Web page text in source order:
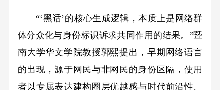
“‘黑话’的核心生成逻辑，本质上是网络群
体分众化与身份标识诉求共同作用的结果。”暨
南大学华文学院教授郭熙提出，早期网络语言
的出现，源于网民与非网民的身份区隔，使用
者以专属表达建构圈层优越感与时代前沿性。